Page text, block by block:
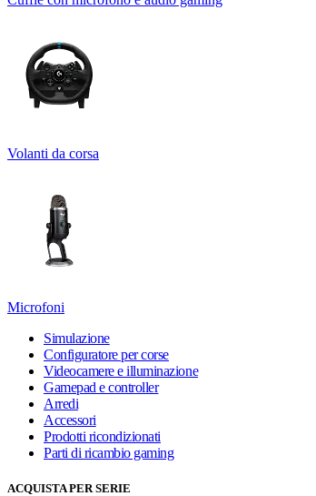
Volanti da corsa
Microfoni
Simulazione
Configuratore per corse
Videocamere e illuminazione
Gamepad e controller
Arredi
Accessori
Prodotti ricondizionati
Parti di ricambio gaming
ACQUISTA PER SERIE